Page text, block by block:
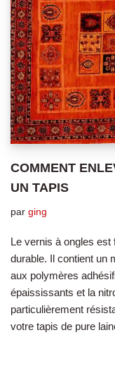
COMMENT
UN TAPIS
par ging
Le vernis à ongles est
durable. Il contient un
aux polymères
épaississants et la
particulièrement
votre tapis de pure